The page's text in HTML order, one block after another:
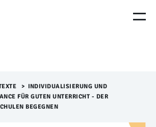
>​ INDIVIDUALISIERUNG UND
FÜR GUTEN UNTERRICHT - DER
BEGEGNEN